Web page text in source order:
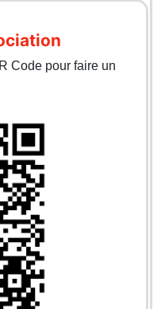
Code pour faire un